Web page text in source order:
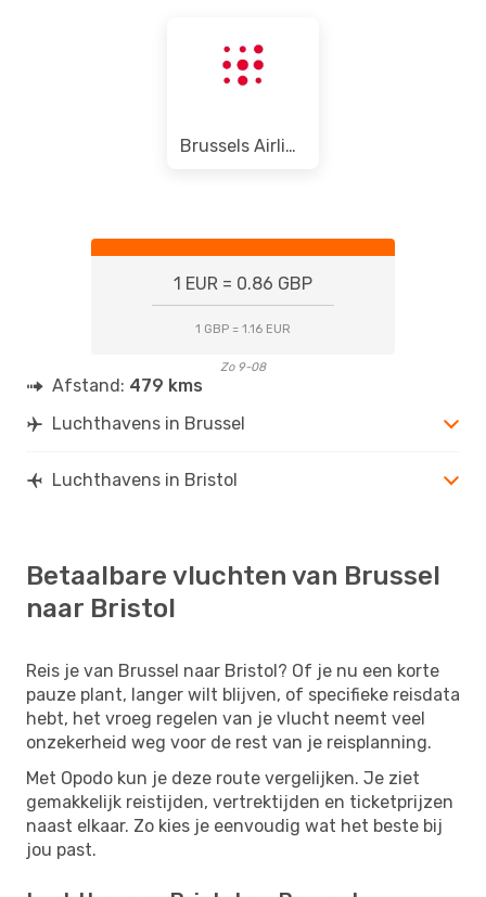
Brussels Airlines
1 EUR = 0.86 GBP
1 GBP = 1.16 EUR
Zo 9-08
Afstand: 479 kms
Luchthavens in Brussel
Luchthavens in Bristol
Betaalbare vluchten van Brussel
naar Bristol
Reis je van Brussel naar Bristol? Of je nu een korte
pauze plant, langer wilt blijven, of specifieke reisdata
hebt, het vroeg regelen van je vlucht neemt veel
onzekerheid weg voor de rest van je reisplanning.
Met Opodo kun je deze route vergelijken. Je ziet
gemakkelijk reistijden, vertrektijden en ticketprijzen
naast elkaar. Zo kies je eenvoudig wat het beste bij
jou past.